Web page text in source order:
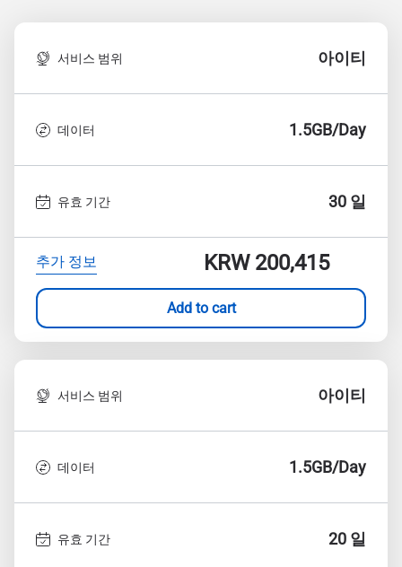
서비스 범위 아이티
데이터 1.5GB/Day
유효 기간 30 일
추가 정보 KRW 200,415
Add to cart
서비스 범위 아이티
데이터 1.5GB/Day
유효 기간 20 일